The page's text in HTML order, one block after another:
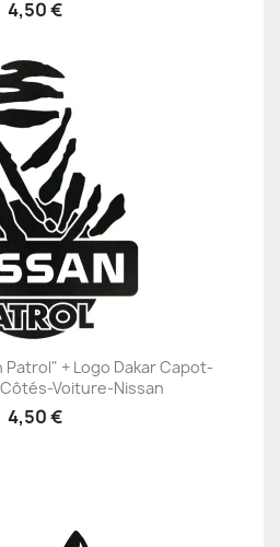
4,50 €
+ Logo Dakar Capot-
Voiture-Nissan
4,50 €